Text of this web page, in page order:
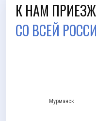
К НАМ
СО ВСЕЙ
Мурманск